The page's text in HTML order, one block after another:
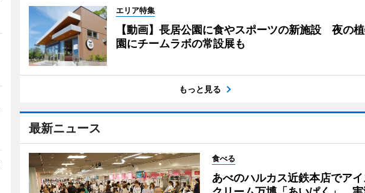
エリア特集
【動画】長居公園に食やスポーツの新施設 夜の
園にチームラボの常設展も
もっと見る
最新ニュース
食べる
あべのハルカス近鉄本店でアイ